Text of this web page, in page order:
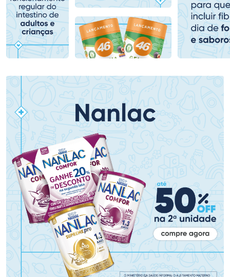
Comprar sem Desconto
Por R$ 395,59/cada
Comprar sem Desconto
Por R$ 395,59/cada
Comprar sem Desconto
Por R$ 407,99/cada
Comprar sem Desconto
Por R$ 407,99/cada